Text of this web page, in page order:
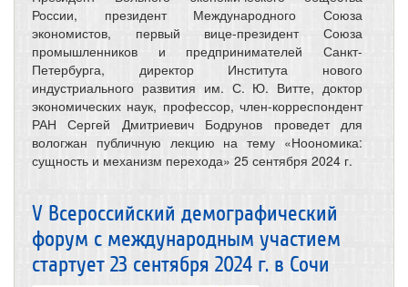
России, президент Международного Союза
экономистов, первый вице-президент Союза
промышленников и предпринимателей Санкт-
Петербурга, директор Института нового
индустриального развития им. С. Ю. Витте, доктор
экономических наук, профессор, член-корреспондент
РАН Сергей Дмитриевич Бодрунов проведет для
вологжан публичную лекцию на тему «Ноономика:
сущность и механизм перехода» 25 сентября 2024 г.
V Всероссийский демографический
форум c международным участием
стартует 23 сентября 2024 г. в Сочи